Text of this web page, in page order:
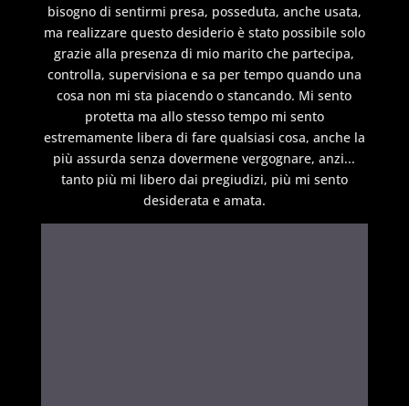
bisogno di sentirmi presa, posseduta, anche usata,
ma realizzare questo desiderio è stato possibile solo
grazie alla presenza di mio marito che partecipa,
controlla, supervisiona e sa per tempo quando una
cosa non mi sta piacendo o stancando. Mi sento
protetta ma allo stesso tempo mi sento
estremamente libera di fare qualsiasi cosa, anche la
più assurda senza dovermene vergognare, anzi...
tanto più mi libero dai pregiudizi, più mi sento
desiderata e amata.